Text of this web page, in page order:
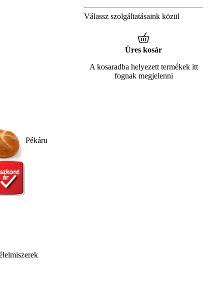
Pékáru
Válassz szolgáltatásaink közül
Üres kosár
A kosaradba helyezett termékek itt
fognak megjelenni